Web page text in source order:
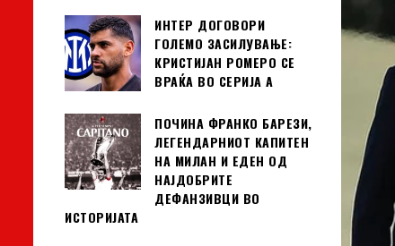
ИНТЕР ДОГОВОРИ
ГОЛЕМО ЗАСИЛУВАЊЕ:
КРИСТИЈАН РОМЕРО СЕ
ВРАЌА ВО СЕРИЈА А
ПОЧИНА ФРАНКО БАРЕЗИ,
ЛЕГЕНДАРНИОТ КАПИТЕН
НА МИЛАН И ЕДЕН ОД
НАЈДОБРИТЕ
ДЕФАНЗИВЦИ ВО
ИСТОРИЈАТА